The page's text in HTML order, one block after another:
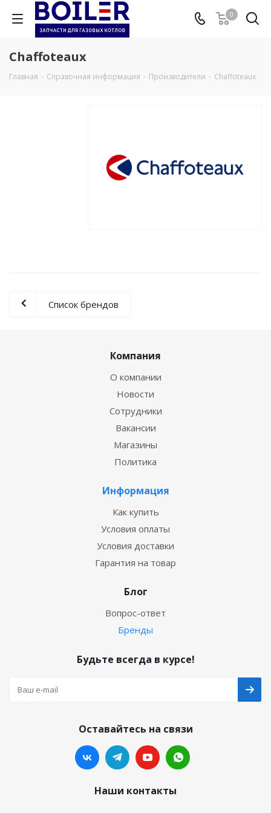
0
Chaffoteaux
Главная - Справочная информация - Производители - Chaffoteaux
Список брендов
Компания
О компании
Новости
Сотрудники
Вакансии
Магазины
Политика
Информация
Как купить
Условия оплаты
Условия доставки
Гарантия на товар
Блог
Вопрос-ответ
Бренды
Будьте всегда в курсе!
Оставайтесь на связи
Наши контакты